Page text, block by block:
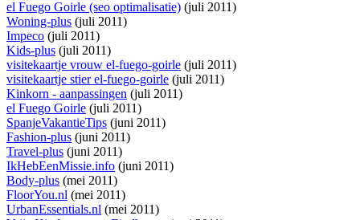
el Fuego Goirle (seo optimalisatie) (juli 2011)
Woning-plus (juli 2011)
Impeco (juli 2011)
Kids-plus (juli 2011)
visitekaartje vrouw el-fuego-goirle (juli 2011)
visitekaartje stier el-fuego-goirle (juli 2011)
Kinkorn - aanpassingen (juli 2011)
el Fuego Goirle (juli 2011)
SpanjeVakantieTips (juni 2011)
Fashion-plus (juni 2011)
Travel-plus (juni 2011)
IkHebEenMissie.info (juni 2011)
Body-plus (mei 2011)
FloorYou.nl (mei 2011)
UrbanEssentials.nl (mei 2011)